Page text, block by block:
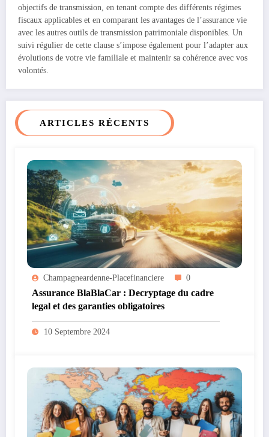
objectifs de transmission, en tenant compte des différents régimes
fiscaux applicables et en comparant les avantages de l’assurance vie
avec les autres outils de transmission patrimoniale disponibles. Un
suivi régulier de cette clause s’impose également pour l’adapter aux
évolutions de votre vie familiale et maintenir sa cohérence avec vos
volontés.
ARTICLES RÉCENTS
Champagneardenne-Placefinanciere 0
Assurance BlaBlaCar : Decryptage du cadre
legal et des garanties obligatoires
10 Septembre 2024